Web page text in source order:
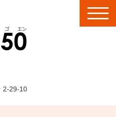
2-29-10